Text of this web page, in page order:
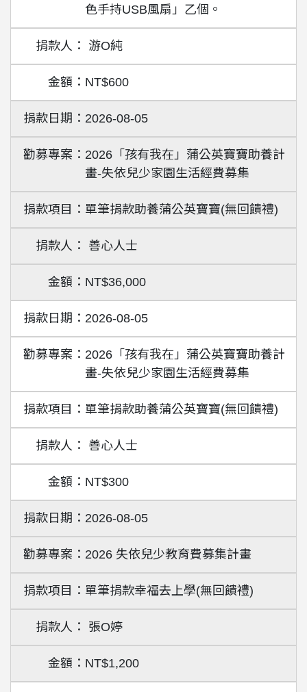
色手持USB風扇」乙個。
游O純
NT$600
2026-08-05
2026「孩有我在」蒲公英寶寶助養計
畫-失依兒少家園生活經費募集
單筆捐款助養蒲公英寶寶(無回饋禮)
善心人士
NT$36,000
2026-08-05
2026「孩有我在」蒲公英寶寶助養計
畫-失依兒少家園生活經費募集
單筆捐款助養蒲公英寶寶(無回饋禮)
善心人士
NT$300
2026-08-05
2026 失依兒少教育費募集計畫
單筆捐款幸福去上學(無回饋禮)
張O婷
NT$1,200